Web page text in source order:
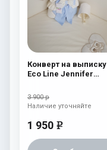
Конверт на выписку
Eco Line Jennifer
3 900 р
1 950 e
Наличие уточняйте